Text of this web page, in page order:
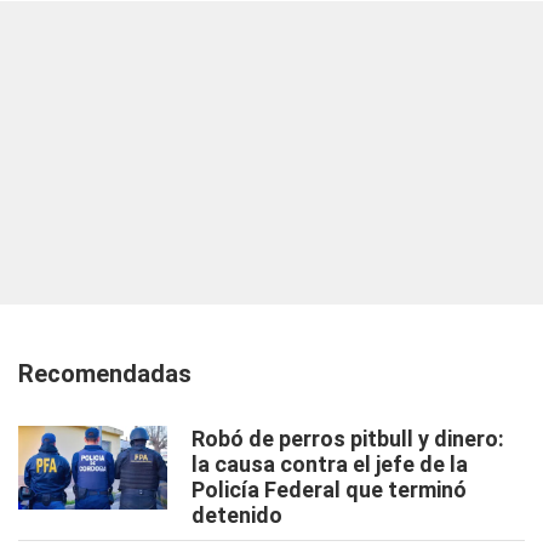
Recomendadas
Robó de perros pitbull y dinero:
la causa contra el jefe de la
Policía Federal que terminó
detenido